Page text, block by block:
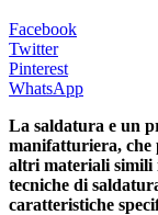
Facebook
Twitter
Pinterest
WhatsApp
La saldatura e un
manifatturiera, che
altri materiali simili
tecniche di
caratteristiche